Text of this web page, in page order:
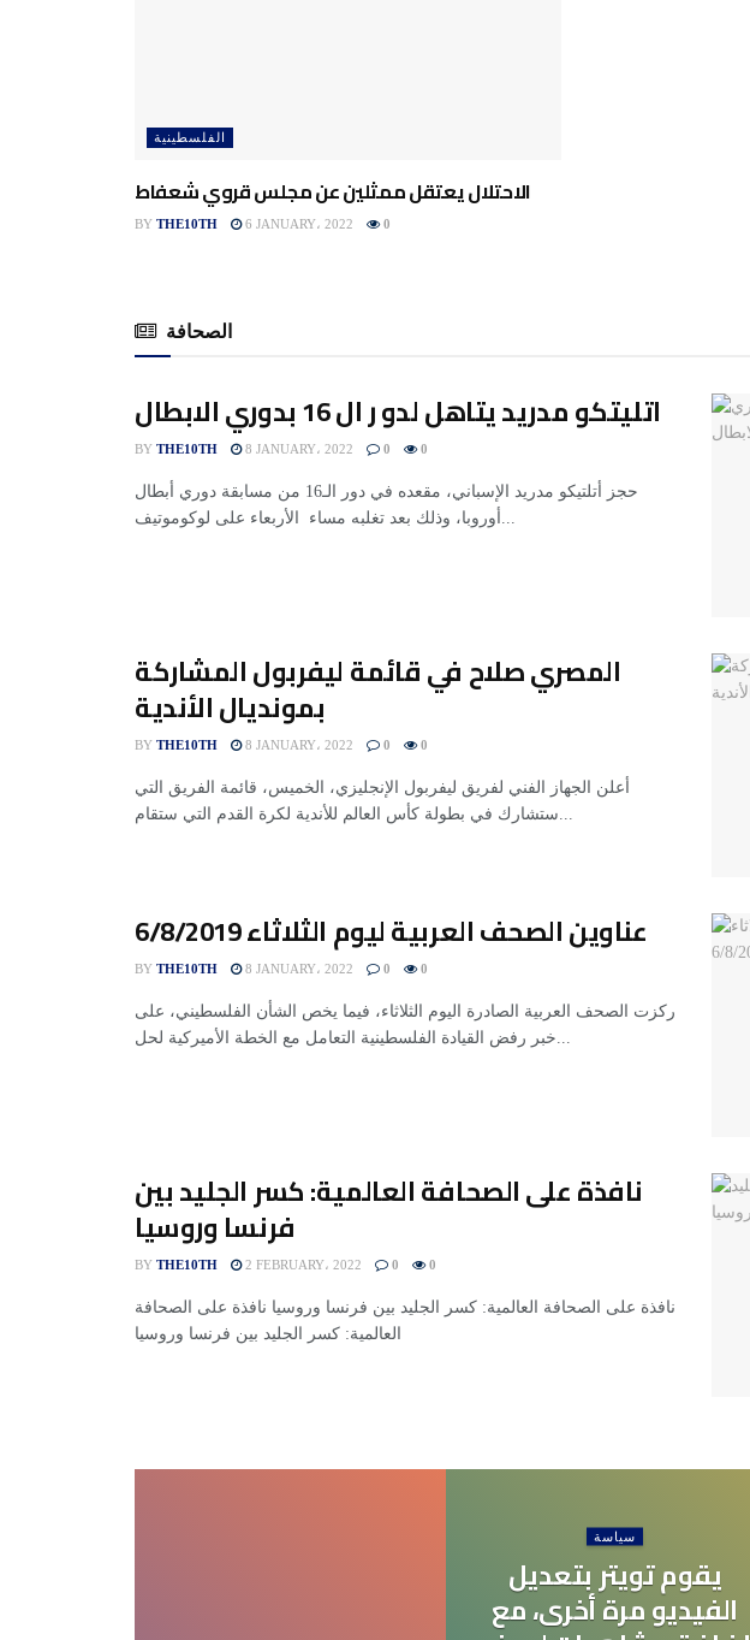
الفلسطينية
الاحتلال يعتقل ممثلين عن مجلس قروي شعفاط
BY THE10TH 6 JANUARY، 2022 0
الصحافة
اتليتكو مدريد يتاهل لدو ر ال 16 بدوري الابطال
BY THE10TH 8 JANUARY، 2022 0 0
حجز أتلتيكو مدريد الإسباني، مقعده في دور الـ16 من مسابقة دوري أبطال
أوروبا، وذلك بعد تغلبه مساء الأربعاء على لوكوموتيف...
المصري صلاح في قائمة ليفربول المشاركة
بمونديال الأندية
BY THE10TH 8 JANUARY، 2022 0 0
أعلن الجهاز الفني لفريق ليفربول الإنجليزي، الخميس، قائمة الفريق التي
ستشارك في بطولة كأس العالم للأندية لكرة القدم التي ستقام...
عناوين الصحف العربية ليوم الثلاثاء 6/8/2019
BY THE10TH 8 JANUARY، 2022 0 0
ركزت الصحف العربية الصادرة اليوم الثلاثاء، فيما يخص الشأن الفلسطيني، على
نافذة على الصحافة العالمية: كسر الجليد بين
فرنسا وروسيا
BY THE10TH 2 FEBRUARY، 2022 0 0
نافذة على الصحافة العالمية: كسر الجليد بين فرنسا وروسيا نافذة على الصحافة
العالمية: كسر الجليد بين فرنسا وروسيا
سياسة
يقوم تويتر بتعديل
الفيديو مرة أخرى، مع